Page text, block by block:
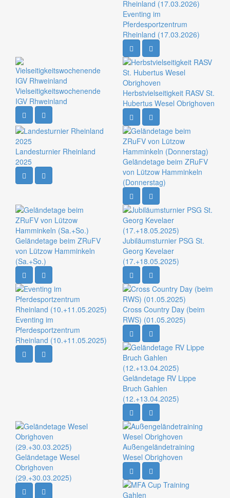
Eventing im
Pferdesportzentrum
Rheinland (17.03.2026)
Vielseitigkeitswochenende
IGV Rhweinland
Herbstvielseitigkeit RASV St.
Hubertus Wesel Obrighoven
Landesturnier Rheinland
2025
Geländetage beim ZRuFV
von Lützow Hamminkeln
(Donnerstag)
Geländetage beim ZRuFV
von Lützow Hamminkeln
(Sa.+So.)
Jubiläumsturnier PSG St.
Georg Kevelaer
(17.+18.05.2025)
Eventing im
Pferdesportzentrum
Rheinland (10.+11.05.2025)
Cross Country Day (beim
RWS) (01.05.2025)
Geländetage RV Lippe
Bruch Gahlen
(12.+13.04.2025)
Geländetage Wesel
Obrighoven
(29.+30.03.2025)
Außengeländetraining
Wesel Obrighoven